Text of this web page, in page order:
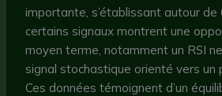
importante, s’établissant autour de
certains signaux montrent une
moyen terme, notamment un RSI
signal stochastique orienté vers un
Ces données témoignent d’un